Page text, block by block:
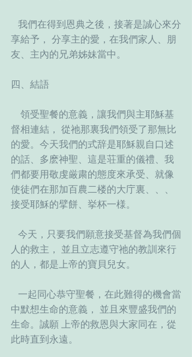
享給予， 分享主的愛，在我們家人、朋
友、主內的兄弟姊妹當中。
四、結語
督相連結， 從祂那裏我們領受了那無比
的愛。今天我們的式辞是耶穌親自口述
的話、多麽神聖、這是荘重的儀禮、我
們都要用敬虔厳粛的態度來承受、就像
使徒們在那加百農二楼的大庁裏、、、
接受耶穌的擘餅、挙杯一様。
人的救主， 並且立志遵守祂的教訓來行
的人，都是上帝的寶貝兒女。
中默想生命的意義， 並且來豐盛我們的
生命。誠願 上帝的救恩與大家同在，從
此時直到永遠。